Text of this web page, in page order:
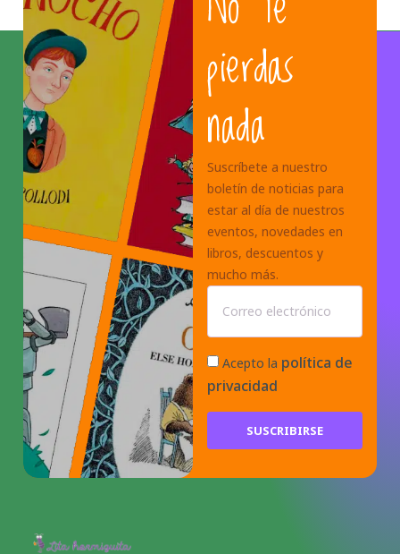
pierdas
nada
Suscríbete a nuestro
boletín de noticias para
estar al día de nuestros
eventos, novedades en
libros, descuentos y
mucho más.
Acepto la política de
privacidad
SUSCRIBIRSE